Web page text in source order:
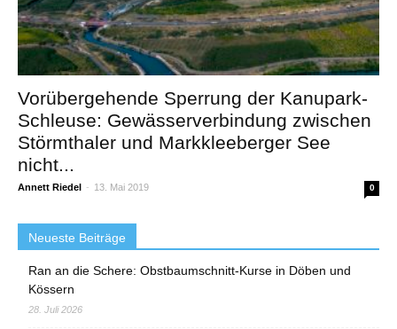
Vorübergehende Sperrung der Kanupark-
Schleuse: Gewässerverbindung zwischen
Störmthaler und Markkleeberger See
nicht...
Annett Riedel - 13. Mai 2019 0
Neueste Beiträge
Ran an die Schere: Obstbaumschnitt-Kurse in Döben und
Kössern
28. Juli 2026